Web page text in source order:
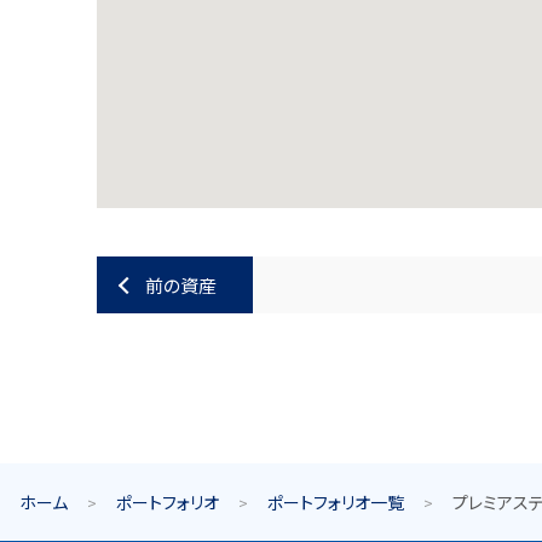
前の資産
ホーム ポートフォリオ ポートフォリオ一覧 プレミアス